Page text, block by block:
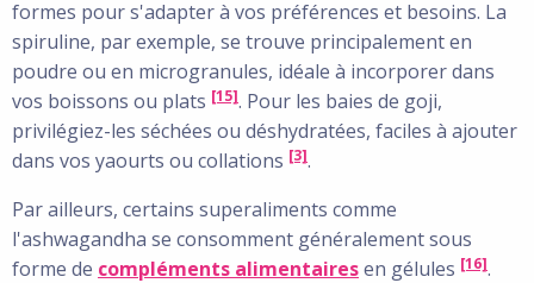
formes pour s'adapter à vos préférences et besoins. La
spiruline, par exemple, se trouve principalement en
poudre ou en microgranules, idéale à incorporer dans
vos boissons ou plats [15]. Pour les baies de goji,
privilégiez-les séchées ou déshydratées, faciles à ajouter
dans vos yaourts ou collations [3].
Par ailleurs, certains superaliments comme
l'ashwagandha se consomment généralement sous
forme de compléments alimentairesen gélules [16].